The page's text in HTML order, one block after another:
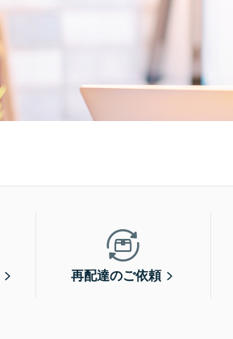
再配達のご依頼